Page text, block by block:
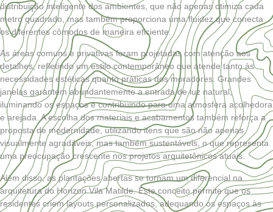
distribuição inteligente dos ambientes, que não apenas otimiza cada
metro quadrado, mas também proporciona uma fluidez que conecta
os diferentes cômodos de maneira eficiente.
As áreas comuns e privativas foram projetadas com atenção aos
detalhes, refletindo um estilo contemporâneo que atende tanto às
necessidades estéticas quanto práticas dos moradores. Grandes
janelas garantem abundantemente a entrada de luz natural,
iluminando os espaços e contribuindo para uma atmosfera acolhedora
e arejada. A escolha dos materiais e acabamentos também reforça a
proposta de modernidade, utilizando itens que são não apenas
visualmente agradáveis, mas também sustentáveis, o que representa
uma preocupação crescente nos projetos arquitetônicos atuais.
Além disso, as plantações abertas se tornam um diferencial na
arquitetura do Horizon Vila Matilde. Este conceito permite que os
residentes criem layouts personalizados, adequando os espaços às